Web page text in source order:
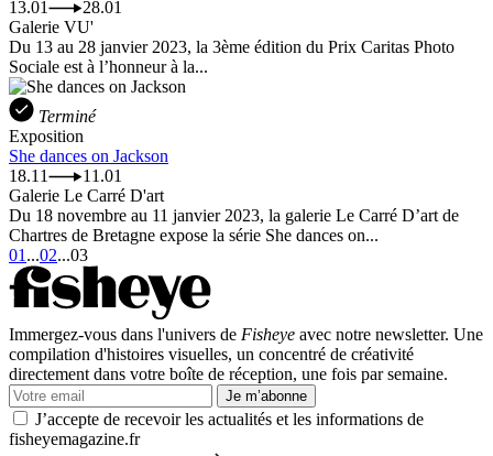
13.01
28.01
Galerie VU'
Du 13 au 28 janvier 2023, la 3ème édition du Prix Caritas Photo
Sociale est à l’honneur à la...
Terminé
Exposition
She dances on Jackson
18.11
11.01
Galerie Le Carré D'art
Du 18 novembre au 11 janvier 2023, la galerie Le Carré D’art de
Chartres de Bretagne expose la série She dances on...
01 ...02...03
Immergez-vous dans l'univers de Fisheye avec notre newsletter. Une
compilation d'histoires visuelles, un concentré de créativité
directement dans votre boîte de réception, une fois par semaine.
Je m’abonne
J’accepte de recevoir les actualités et les informations de
fisheyemagazine.fr